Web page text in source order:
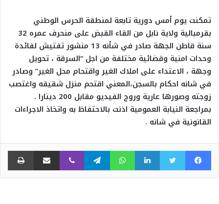
تمكنت يوم أمس دورية تابعة لمنطقة الحرس الوطني
بقرمبالية ولاية نابل من القاء القبض على منحرف عمره 32
سنة قاطن الجهة صادر في شأنه 13 منشور تفتيش لفائدة
وحدات امنية وقضائية مختلفة من اجل “السرقة ، تحويل
وجهة ، الاعتداء على املاك الغير واقتحام محل الغير” وصادر
في شانه احكام بالسجن،المعني اقتحم منزل شقيقه واغتصب
زوجته وصورها عارية وروج الفيديو مقابل 200 دينارا .
بمراجعة النيابة العمومية اذنت بالاحتفاظ به واتخاذ الاجراءات
القانونية في شانه .
فيسبوك تويتر لينكدإن واتساب تيلقرام ڤايبر مشاركة عبر البريد